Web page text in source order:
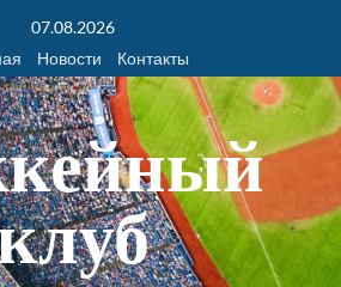
07.08.2026
Новости Контакты